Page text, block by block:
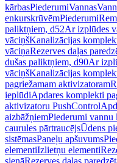
kārbasPiederumiVannas
enkurskrūvēmPiederumi
paliktņiem, d52Ar izplūdes
vāciņšKanalizācijas
vāciņaRezerves daļas
dušas paliktņiem, d90Ar
vāciņšKanalizācijas
pagriežamam aktivizatoram
ieplūdiApdares komplekti
aktivizatoru PushControl
aizbāžņiemPiederumi vannu
caurules pārtraucējsŪdens
sistēmasPaneļu apšuvums
elementiIzlietņu elementi
sienāRezerves daļas